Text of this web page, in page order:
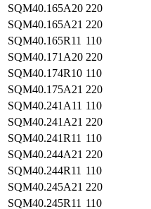
SQM40.165A20 220
SQM40.165A21 220
SQM40.165R11 110
SQM40.171A20 220
SQM40.174R10 110
SQM40.175A21 220
SQM40.241A11 110
SQM40.241A21 220
SQM40.241R11 110
SQM40.244A21 220
SQM40.244R11 110
SQM40.245A21 220
SQM40.245R11 110